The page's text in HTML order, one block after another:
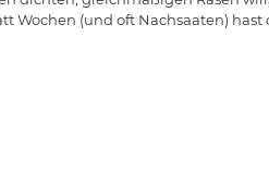
Wochen (und oft Nachsaaten) hast